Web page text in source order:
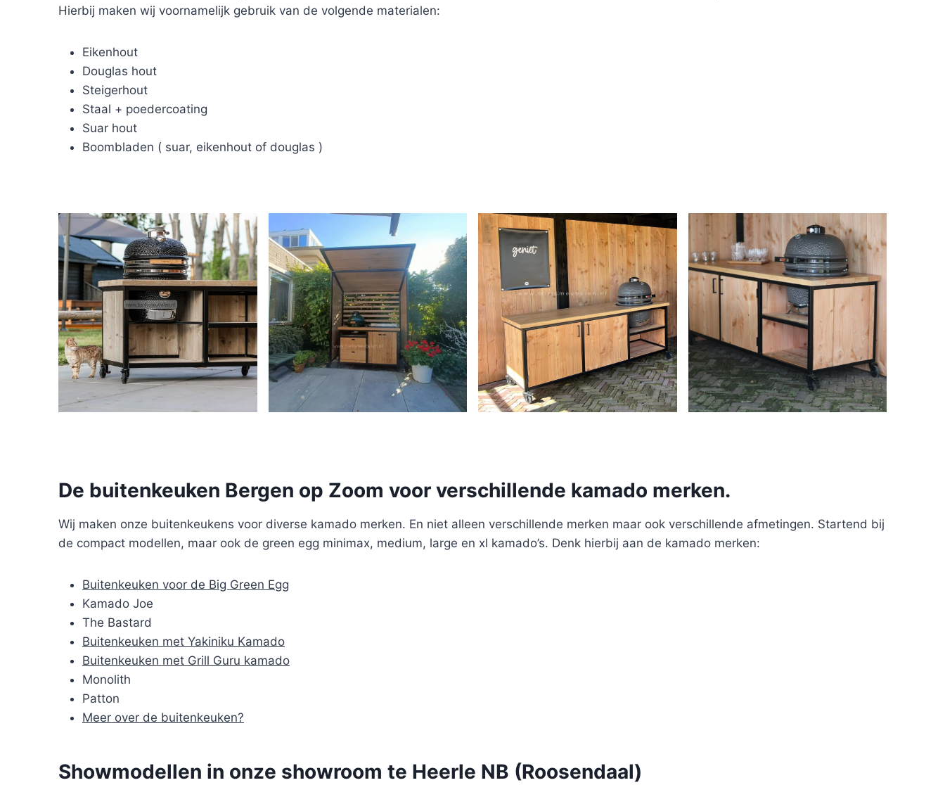
Hierbij maken wij voornamelijk gebruik van de volgende materialen:
Eikenhout
Douglas hout
Steigerhout
Staal + poedercoating
Suar hout
Boombladen ( suar, eikenhout of douglas )
De buitenkeuken Bergen op Zoom voor verschillende kamado merken.
Wij maken onze buitenkeukens voor diverse kamado merken. En niet alleen verschillende merken maar ook verschillende afmetingen. Startend bij
de compact modellen, maar ook de green egg minimax, medium, large en xl kamado’s. Denk hierbij aan de kamado merken:
Buitenkeuken voor de Big Green Egg
Kamado Joe
The Bastard
Buitenkeuken met Yakiniku Kamado
Buitenkeuken met Grill Guru kamado
Monolith
Patton
Meer over de buitenkeuken?
Showmodellen in onze showroom te Heerle NB (Roosendaal)